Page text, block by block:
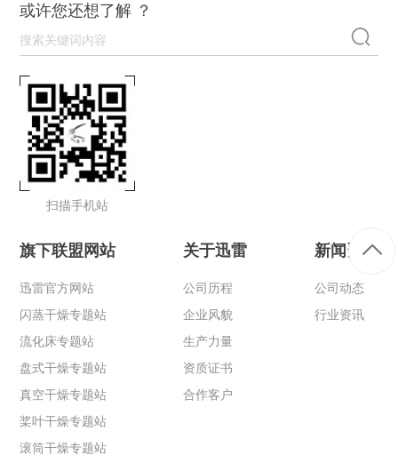
或许您还想了解 ？
扫描手机站
旗下联盟网站
迅雷官方网站
闪蒸干燥专题站
流化床专题站
盘式干燥专题站
真空干燥专题站
桨叶干燥专题站
滚筒干燥专题站
关于迅雷
公司历程
企业风貌
生产力量
资质证书
合作客户
新闻资讯
公司动态
行业资讯